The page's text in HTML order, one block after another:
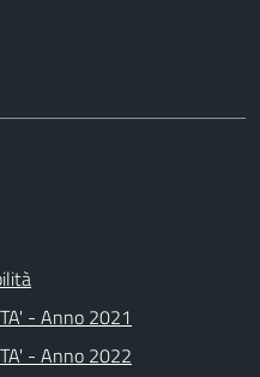
- Anno 2021
- Anno 2022